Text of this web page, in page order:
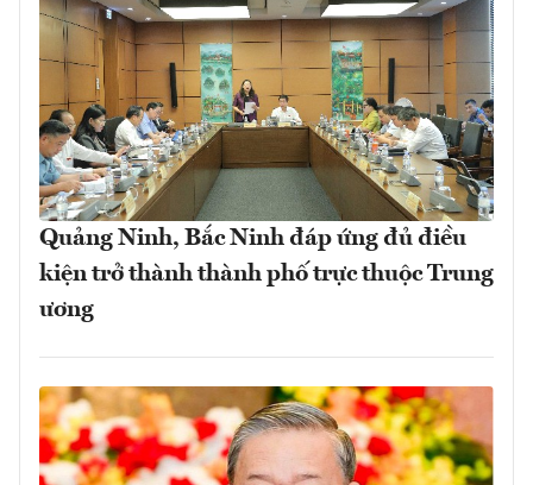
Quảng Ninh, Bắc Ninh đáp ứng đủ điều
kiện trở thành thành phố trực thuộc Trung
ương